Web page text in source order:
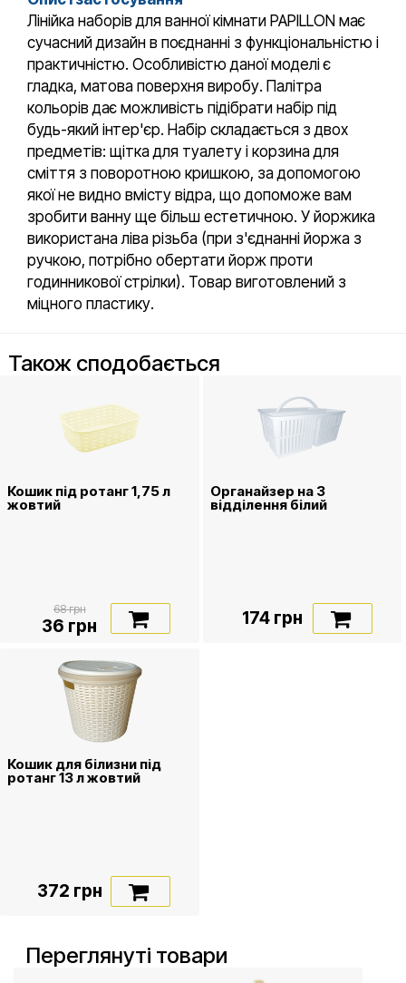
Лінійка наборів для ванної кімнати PAPILLON має
сучасний дизайн в поєднанні з функціональністю і
практичністю. Особливістю даної моделі є
гладка, матова поверхня виробу. Палітра
кольорів дає можливість підібрати набір під
будь-який інтер'єр. Набір складається з двох
предметів: щітка для туалету і корзина для
сміття з поворотною кришкою, за допомогою
якої не видно вмісту відра, що допоможе вам
зробити ванну ще більш естетичною. У йоржика
використана ліва різьба (при з'єднанні йоржа з
ручкою, потрібно обертати йорж проти
годинникової стрілки). Товар виготовлений з
міцного пластику.
Також сподобається
Кошик під ротанг 1,75 л
жовтий
36 грн
68 грн
Органайзер на 3
відділення білий
174 грн
Кошик для білизни під
ротанг 13 л жовтий
372 грн
Переглянуті товари